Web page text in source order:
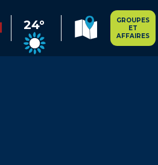
24°
GROUPES
ET
AFFAIRES